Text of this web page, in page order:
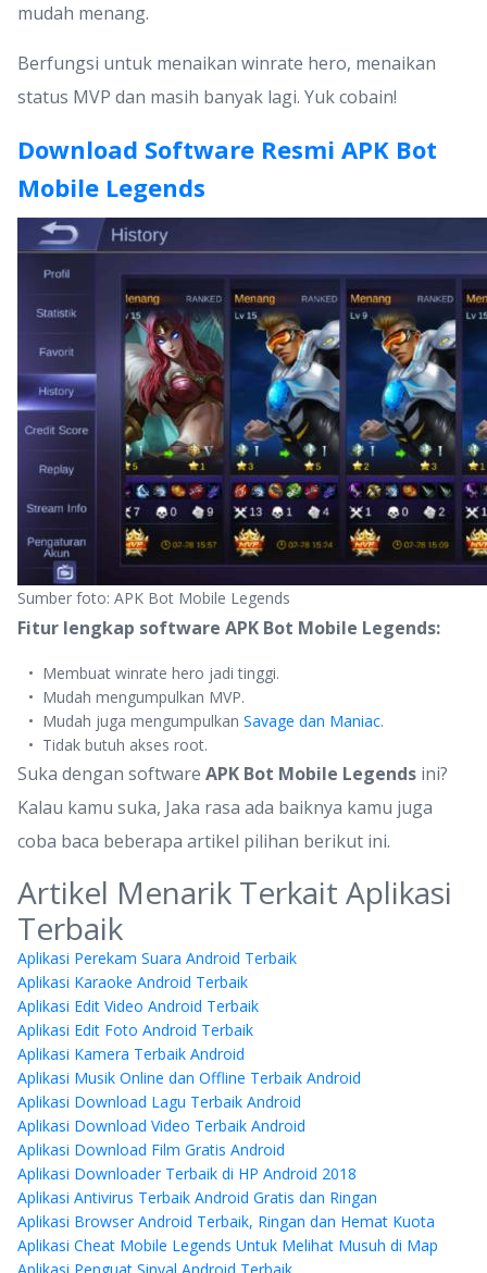
mudah menang.
Berfungsi untuk menaikan winrate hero, menaikan
status MVP dan masih banyak lagi. Yuk cobain!
Download Software Resmi APK Bot
Mobile Legends
Sumber foto: APK Bot Mobile Legends
Fitur lengkap software APK Bot Mobile Legends:
Membuat winrate hero jadi tinggi.
Mudah mengumpulkan MVP.
Mudah juga mengumpulkanSavage dan Maniac.
Tidak butuh akses root.
Suka dengan software APK Bot Mobile Legends ini?
Kalau kamu suka, Jaka rasa ada baiknya kamu juga
coba baca beberapa artikel pilihan berikut ini.
Artikel Menarik Terkait Aplikasi
Terbaik
Aplikasi Perekam Suara Android Terbaik
Aplikasi Karaoke Android Terbaik
Aplikasi Edit Video Android Terbaik
Aplikasi Edit Foto Android Terbaik
Aplikasi Kamera Terbaik Android
Aplikasi Musik Online dan Offline Terbaik Android
Aplikasi Download Lagu Terbaik Android
Aplikasi Download Video Terbaik Android
Aplikasi Download Film Gratis Android
Aplikasi Downloader Terbaik di HP Android 2018
Aplikasi Antivirus Terbaik Android Gratis dan Ringan
Aplikasi Browser Android Terbaik, Ringan dan Hemat Kuota
Aplikasi Cheat Mobile Legends Untuk Melihat Musuh di Map